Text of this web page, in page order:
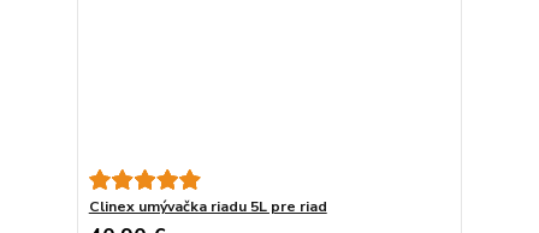
Clinex umývačka riadu 5L pre riad